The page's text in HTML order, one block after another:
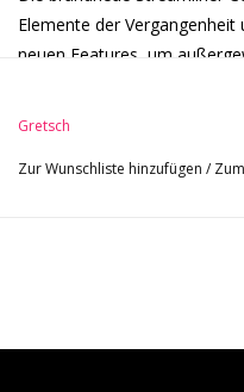
Elemente der
neuen Features, um
Der G2420 Streamliner
nach etwas jenseits der
All-neue Broad'Tron BT-
Gretsch
Zur Wunschliste hinzufügen /